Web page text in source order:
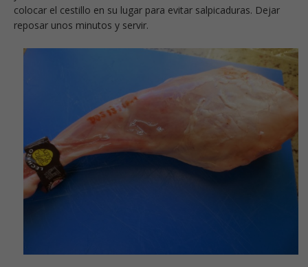
colocar el cestillo en su lugar para evitar salpicaduras. Dejar
reposar unos minutos y servir.